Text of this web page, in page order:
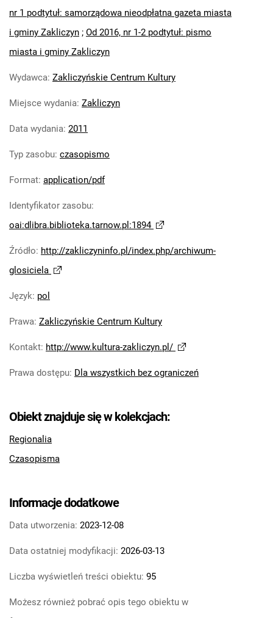
Głosiciel. 2015
Głosiciel. 2016
Głosiciel. 2017
Głosiciel. 2019
Głosiciel. 2020
Głosiciel. 2022
Głosiciel. 2024
Głosiciel. 2025
nr 1 podtytuł: samorządowa nieodpłatna gazeta miasta
i gminy Zakliczyn ; Od 2016, nr 1-2 podtytuł: pismo
miasta i gminy Zakliczyn
Wydawca: Zakliczyńskie Centrum Kultury
Miejsce wydania: Zakliczyn
Data wydania: 2011
Typ zasobu: czasopismo
Format: application/pdf
Identyfikator zasobu:
oai:dlibra.biblioteka.tarnow.pl:1894
Źródło: http://zakliczyninfo.pl/index.php/archiwum-
glosiciela
Język: pol
Prawa: Zakliczyńskie Centrum Kultury
Kontakt: http://www.kultura-zakliczyn.pl/
Prawa dostępu: Dla wszystkich bez ograniczeń
Obiekt znajduje się w kolekcjach:
Regionalia
Czasopisma
Informacje dodatkowe
Data utworzenia: 2023-12-08
Data ostatniej modyfikacji: 2026-03-13
Liczba wyświetleń treści obiektu: 95
Możesz również pobrać opis tego obiektu w